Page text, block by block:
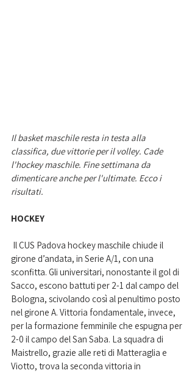
Il basket maschile resta in testa alla
classifica, due vittorie per il volley. Cade
l'hockey maschile. Fine settimana da
dimenticare anche per l'ultimate. Ecco i
risultati.
HOCKEY
girone d’andata, in Serie A/1, con una
sconfitta. Gli universitari, nonostante il gol di
Sacco, escono battuti per 2-1 dal campo del
Bologna, scivolando così al penultimo posto
nel girone A. Vittoria fondamentale, invece,
per la formazione femminile che espugna per
2-0 il campo del San Saba. La squadra di
Maistrello, grazie alle reti di Matteraglia e
Viotto, trova la seconda vittoria in